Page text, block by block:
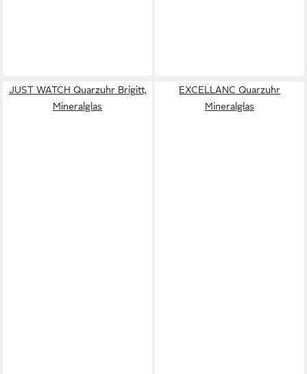
JUST WATCH Quarzuhr Brigitt,
Mineralglas
EXCELLANC Quarzuhr
Mineralglas